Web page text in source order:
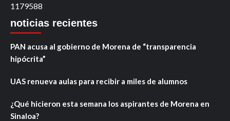
1179588
noticias recientes
PAN acusa al gobierno de Morena de “transparencia
hipócrita”
UAS renueva aulas para recibir a miles de alumnos
¿Qué hicieron esta semana los aspirantes de Morena en
Sinaloa?